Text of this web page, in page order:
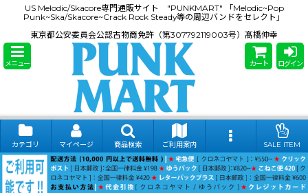
US Melodic/Skacore専門通販サイト "PUNKMART" 「Melodic~Pop
Punk~Ska/Skacore~Crack Rock Steady等の周辺バンドをセレクト」
東京都公安委員会公認古物商免許（第307792119003号）髙橋伸幸
メニュー カート ログイン
カテゴリ マイページ 商品検索 ご利用案内 SALE ITEM